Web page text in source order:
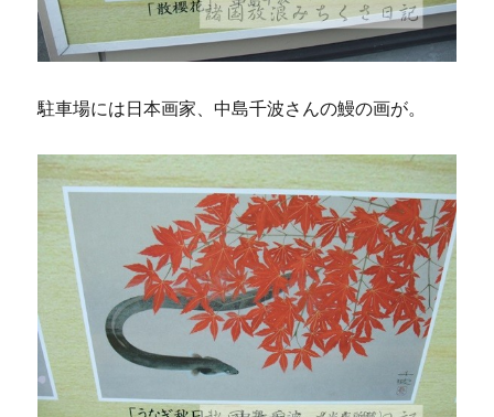
駐車場には日本画家、中島千波さんの鰻の画が。